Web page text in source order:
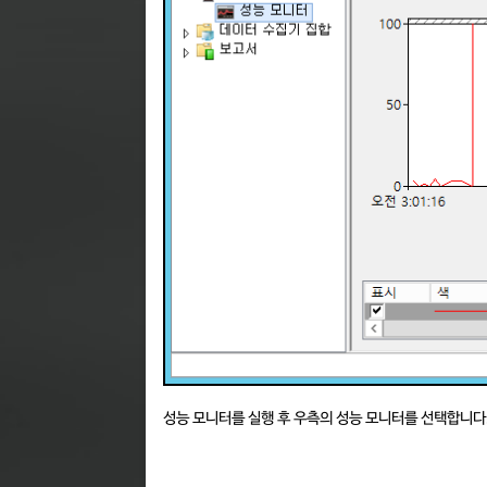
성능 모니터를 실행 후 우측의 성능 모니터를 선택합니